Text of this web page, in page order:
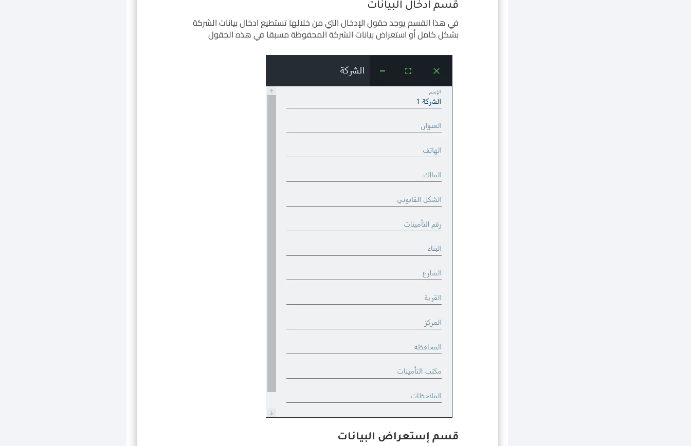
قسم ادخال البيانات
في هذا القسم يوجد حقول الإدخال التي من خلالها تستطيع ادخال بيانات الشركة
بشكل كامل أو استعراض بيانات الشركة المحفوظة مسبقا في هذه الحقول
قسم إستعراض البيانات